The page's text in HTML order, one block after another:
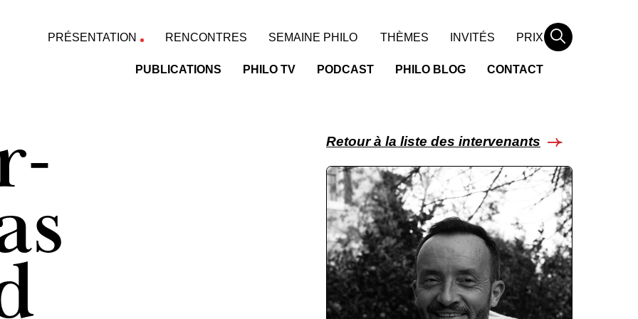
PRÉSENTATION RENCONTRES SEMAINE PHILO THÈMES INVITÉS PRIX
PUBLICATIONS PHILO TV PODCAST PHILO BLOG CONTACT
Rechercher
Retour à la liste des intervenants